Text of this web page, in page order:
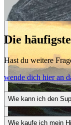
Die
Hast du weitere
wende dich hier an
Wie kann ich den
Wie kaufe ich mein